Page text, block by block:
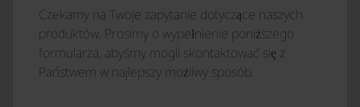
Czekamy na Twoje zapytanie dotyczące naszych
produktów. Prosimy o wypełnienie poniższego
formularza, abyśmy mogli skontaktować się z
Państwem w najlepszy możliwy sposób.